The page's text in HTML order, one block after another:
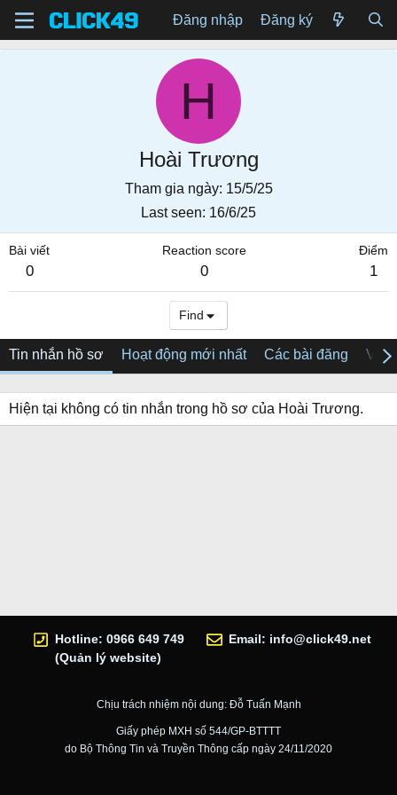
Đăng nhập Đăng ký
H
Hoài Trương
Tham gia ngày 15/5/25
Last seen 16/6/25
Bài viết
0
Reaction score
0
Điểm
1
Find
Tin nhắn hồ sơ Hoạt động mới nhất Các bài đăng Về
Hiện tại không có tin nhắn trong hồ sơ của Hoài Trương.
Hotline: 0966 649 749
(Quản lý website)
Email: info@click49.net
Chịu trách nhiệm nội dung: Đỗ Tuấn Mạnh
Giấy phép MXH số 544/GP-BTTTT
do Bộ Thông Tin và Truyền Thông cấp ngày 24/11/2020